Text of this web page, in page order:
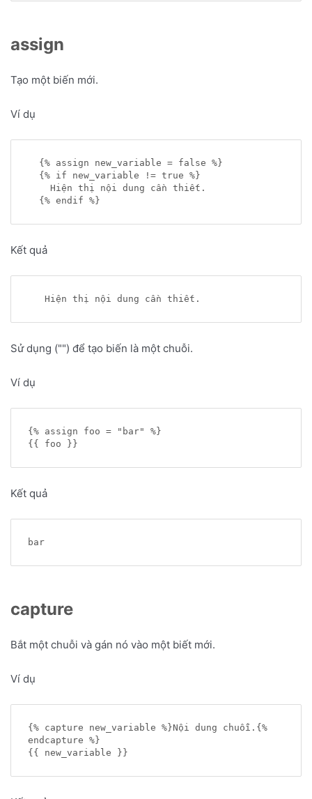
assign
Tạo một biến mới.
Ví dụ
Kết quả
Sử dụng ("") để tạo biến là một chuỗi.
Ví dụ
{% assign foo = "bar" %}
Kết quả
capture
Bắt một chuỗi và gán nó vào một biết mới.
Ví dụ
{% capture new_variable %}Nội dung chuỗi.{%
endcapture %}